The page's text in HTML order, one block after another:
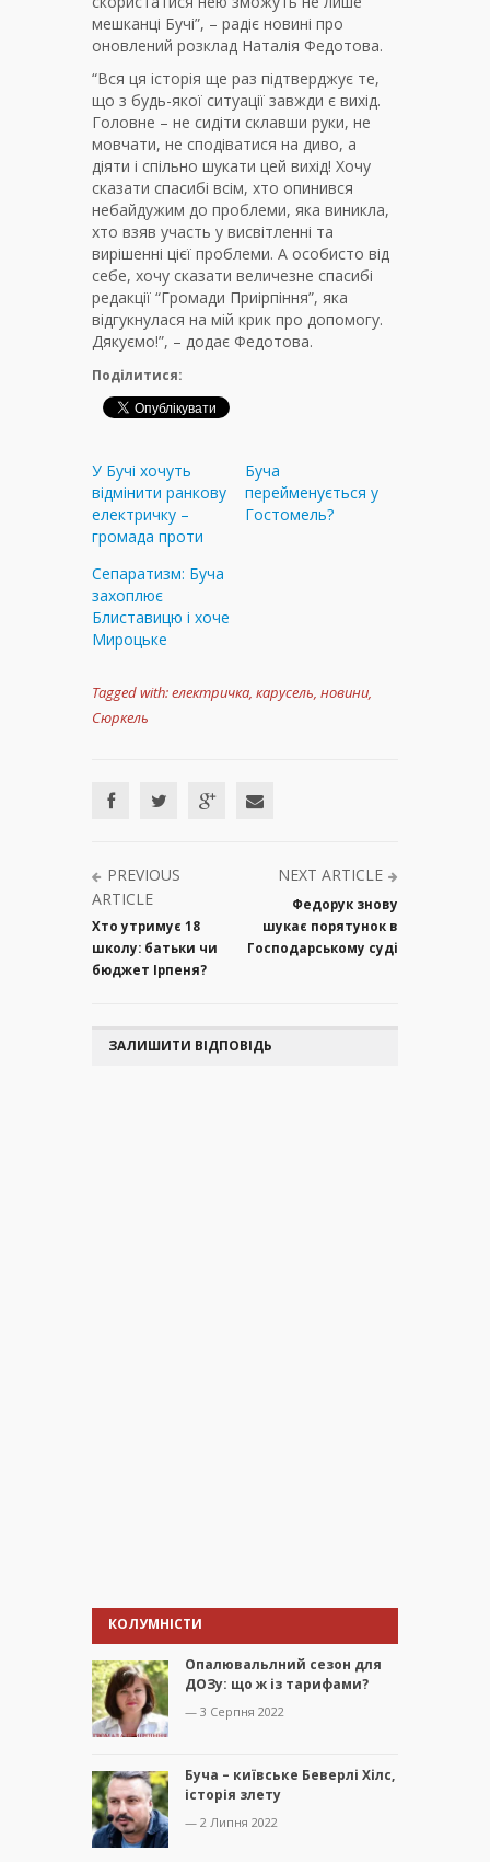
мешканці Бучі”, – радіє новині про
оновлений розклад Наталія Федотова.
“Вся ця історія ще раз підтверджує те,
що з будь-якої ситуації завжди є вихід.
Головне – не сидіти склавши руки, не
мовчати, не сподіватися на диво, а
діяти і спільно шукати цей вихід! Хочу
сказати спасибі всім, хто опинився
небайдужим до проблеми, яка виникла,
хто взяв участь у висвітленні та
вирішенні цієї проблеми. А особисто від
себе, хочу сказати величезне спасибі
редакції “Громади Приірпіння”, яка
відгукнулася на мій крик про допомогу.
Дякуємо!”, – додає Федотова.
Поділитися:
У Бучі хочуть
відмінити ранкову
електричку –
громада проти
Буча
перейменується у
Гостомель?
Cепаратизм: Буча
захоплює
Блиставицю і хоче
Мироцьке
Tagged with:електричка, карусель, новини,
Сюркель
PREVIOUS
ARTICLE
Хто утримує 18
школу: батьки чи
бюджет Ірпеня?
NEXT ARTICLE
Федорук знову
шукає порятунок в
Господарському суді
ЗАЛИШИТИ ВІДПОВІДЬ
КОЛУМНІСТИ
Опалювальлний сезон для
ДОЗу: що ж із тарифами?
— 3 Серпня 2022
Буча – київське Беверлі Хілс,
історія злету
— 2 Липня 2022